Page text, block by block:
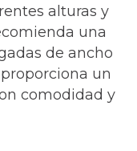
alturas y
una
de ancho
un
comodidad y